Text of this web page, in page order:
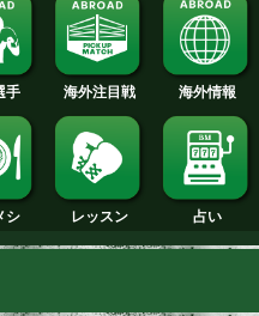
2012年
2011年
2010年
2009年